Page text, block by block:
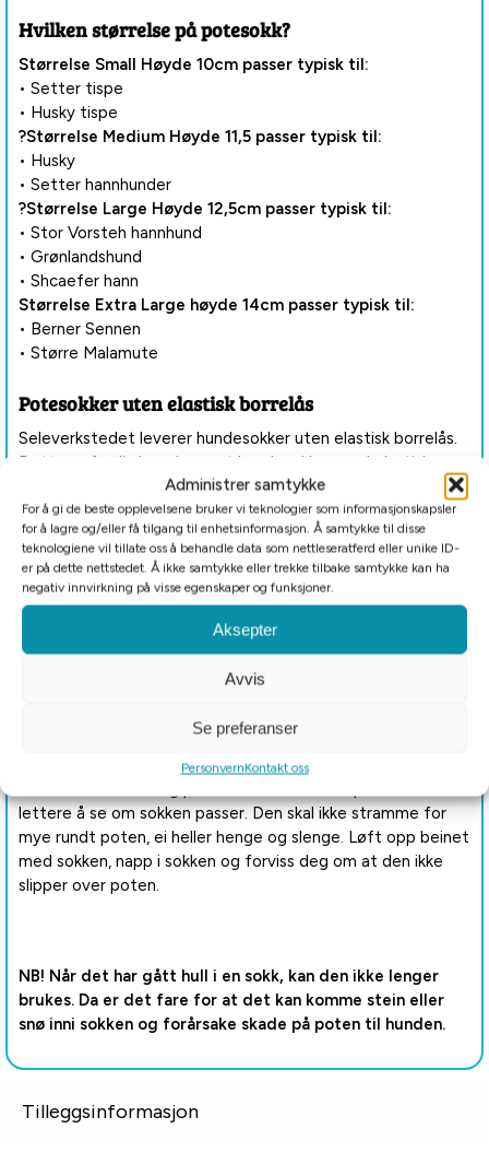
Administrer samtykke
For å gi de beste opplevelsene bruker vi teknologier som informasjonskapsler
for å lagre og/eller få tilgang til enhetsinformasjon. Å samtykke til disse
teknologiene vil tillate oss å behandle data som nettleseratferd eller unike ID-
er på dette nettstedet. Å ikke samtykke eller trekke tilbake samtykke kan ha
negativ innvirkning på visse egenskaper og funksjoner.
Aksepter
Avvis
Se preferanser
PersonvernKontakt oss
Hvilken størrelse på potesokk?
Størrelse Small Høyde 10cm passer typisk til:
• Setter tispe
• Husky tispe
?Størrelse Medium Høyde 11,5 passer typisk til:
• Husky
• Setter hannhunder
?Størrelse Large Høyde 12,5cm passer typisk til:
• Stor Vorsteh hannhund
• Grønlandshund
• Shcaefer hann
Størrelse Extra Large høyde 14cm passer typisk til:
• Berner Sennen
• Større Malamute
Potesokker uten elastisk borrelås
Seleverkstedet leverer hundesokker uten elastisk borrelås.
Dette er fordi vi opplever at hundesokker med elastisk
borrelås har lettere for å falle av under bruk. Dersom de
strammes litt for hardt, er det fare for at den elastiske
borrelåsen strammer for mye. Dette kan gjøre at
blodomløpet i leddet hindres, og dermed forårsaker
opphovning. Dersom den ikke strammes så hardt, vil det
alltid være litt elastikk igjen slik at borrelåsen kan glippe
over poten når hunden tråkker ned i snøen eller sparker
godt fra. Ved bruk av ikke-elastisk borrelås vil ikke dette
Bruk av hundesokker
Når du har satt på sokken, løft det andre beinet opp slik at
lettere å se om sokken passer. Den skal ikke stramme for
mye rundt poten, ei heller henge og slenge. Løft opp beinet
med sokken, napp i sokken og forviss deg om at den ikke
slipper over poten.
NB! Når det har gått hull i en sokk, kan den ikke lenger
brukes. Da er det fare for at det kan komme stein eller
snø inni sokken og forårsake skade på poten til hunden.
Tilleggsinformasjon